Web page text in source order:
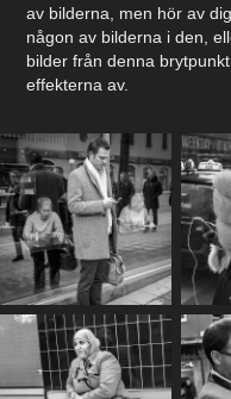
av bilderna, men hör av
någon av bilderna i den,
bilder från denna
effekterna av.